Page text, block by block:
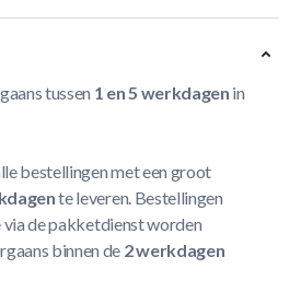
tussen 1 en 5 werkdagen in
bestellingen met een groot
te leveren. Bestellingen
de pakketdienst worden
binnen de 2 werkdagen